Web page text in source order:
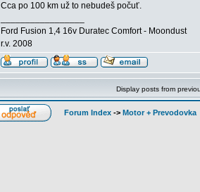
Cca po 100 km už to nebudeš počuť.
Ford Fusion 1,4 16v Duratec Comfort - Moondust
r.v. 2008
Display posts from
Forum Index -> Motor + Prevodovka